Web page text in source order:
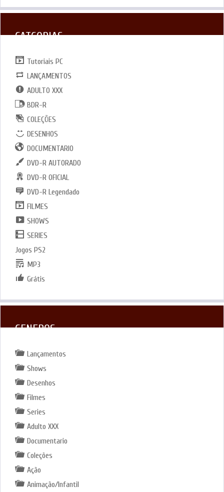
CATGORIAS
Tutoriais PC
LANÇAMENTOS
ADULTO XXX
BDR-R
COLEÇÕES
DESENHOS
DOCUMENTARIO
DVD-R AUTORADO
DVD-R OFICIAL
DVD-R Legendado
FILMES
SHOWS
SERIES
Jogos PS2
MP3
Grátis
GENEROS
Lançamentos
Shows
Desenhos
Filmes
Series
Adulto XXX
Documentario
Coleções
Ação
Animação/Infantil